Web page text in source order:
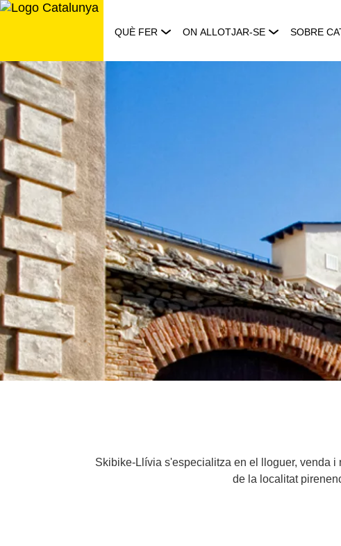
Saltar
QUÈ FER ON ALLOTJAR-SE SOBRE
Skibike-Llívia s'especialitza en el lloguer, venda
de la localitat